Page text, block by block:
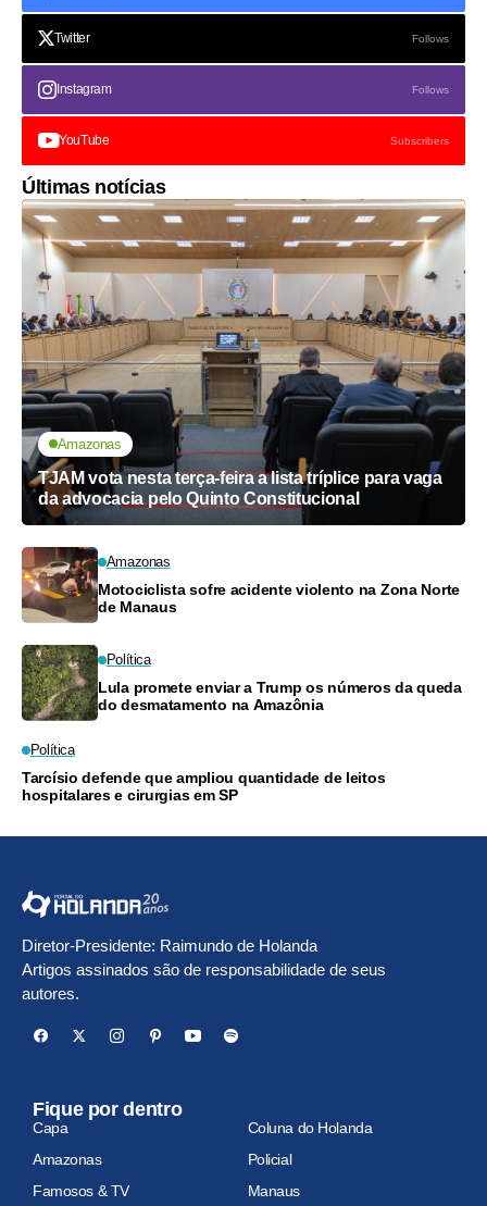
Twitter Follows
Instagram Follows
YouTube Subscribers
Últimas notícias
Amazonas
TJAM vota nesta terça-feira a lista tríplice para vaga
da advocacia pelo Quinto Constitucional
Amazonas
Motociclista sofre acidente violento na Zona Norte
de Manaus
Política
Lula promete enviar a Trump os números da queda
do desmatamento na Amazônia
Política
Tarcísio defende que ampliou quantidade de leitos
hospitalares e cirurgias em SP
Diretor-Presidente: Raimundo de Holanda
Artigos assinados são de responsabilidade de seus
autores.
Fique por dentro
Capa
Coluna do Holanda
Amazonas
Policial
Famosos & TV
Manaus